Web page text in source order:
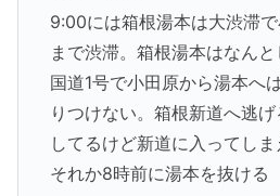
9:00には箱根湯本は大渋滞
まで渋滞。箱根湯本はなんと
国道1号で小田原から湯本へ
りつけない。箱根新道へ逃
してるけど新道に入ってしま
それか8時前に湯本を抜ける